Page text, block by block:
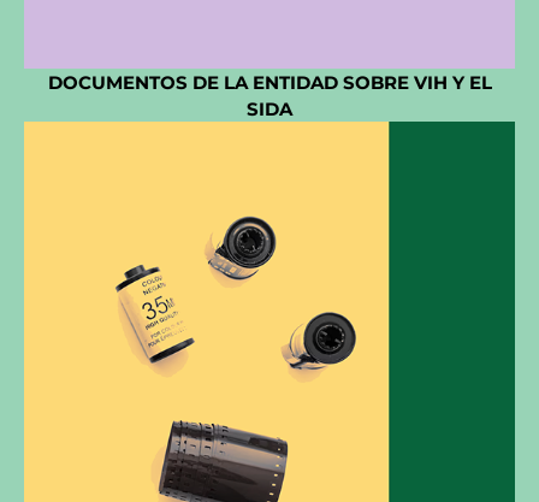
DOCUMENTOS DE LA ENTIDAD SOBRE VIH Y EL
SIDA